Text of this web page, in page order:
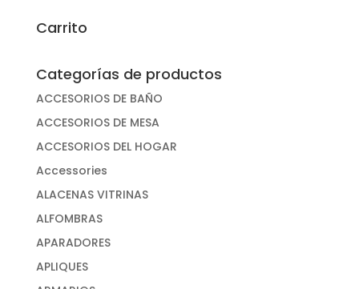
Carrito
Categorías de productos
ACCESORIOS DE BAÑO
ACCESORIOS DE MESA
ACCESORIOS DEL HOGAR
Accessories
ALACENAS VITRINAS
ALFOMBRAS
APARADORES
APLIQUES